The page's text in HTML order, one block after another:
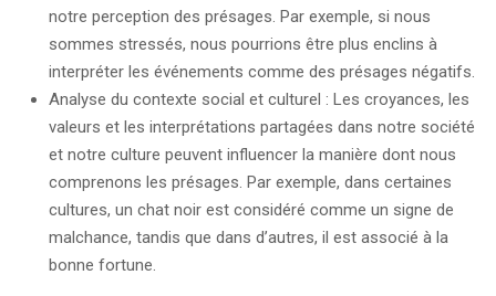
notre perception des présages. Par exemple, si nous
sommes stressés, nous pourrions être plus enclins à
interpréter les événements comme des présages négatifs.
Analyse du contexte social et culturel : Les croyances, les
valeurs et les interprétations partagées dans notre société
et notre culture peuvent influencer la manière dont nous
comprenons les présages. Par exemple, dans certaines
cultures, un chat noir est considéré comme un signe de
malchance, tandis que dans d’autres, il est associé à la
bonne fortune.